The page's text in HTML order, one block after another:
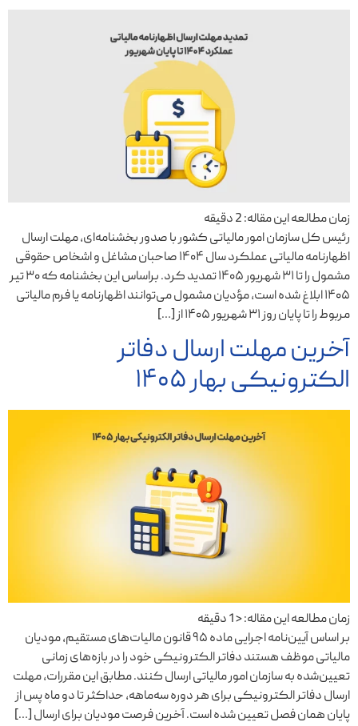
زمان مطالعه این مقاله:2دقیقه
رئیس کل سازمان امور مالیاتی کشور با صدور بخشنامه‌ای، مهلت ارسال
اظهارنامه مالیاتی عملکرد سال ۱۴۰۴ صاحبان مشاغل و اشخاص حقوقی
مشمول را تا ۳۱ شهریور ۱۴۰۵ تمدید کرد. براساس این بخشنامه که ۳۰ تیر
۱۴۰۵ ابلاغ شده است، مؤدیان مشمول می‌توانند اظهارنامه یا فرم مالیاتی
مربوط را تا پایان روز ۳۱ شهریور ۱۴۰۵ از […]
آخرین مهلت ارسال دفاتر
الکترونیکی بهار ۱۴۰۵
زمان مطالعه این مقاله:< 1 دقیقه
بر اساس آیین‌نامه اجرایی ماده ۹۵ قانون مالیات‌های مستقیم، مودیان
مالیاتی موظف هستند دفاتر الکترونیکی خود را در بازه‌های زمانی
تعیین‌شده به سازمان امور مالیاتی ارسال کنند. مطابق این مقررات، مهلت
ارسال دفاتر الکترونیکی برای هر دوره سه‌ماهه، حداکثر تا دو ماه پس از
پایان همان فصل تعیین شده است. آخرین فرصت مودیان برای ارسال […]